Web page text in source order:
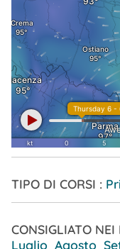
TIPO DI CORSI :
CONSIGLIATO NEI
Luglio Agosto